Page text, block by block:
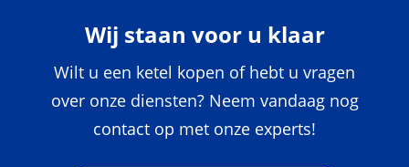
Wij staan voor u klaar
Wilt u een ketel kopen of hebt u vragen
over onze diensten? Neem vandaag nog
contact op met onze experts!